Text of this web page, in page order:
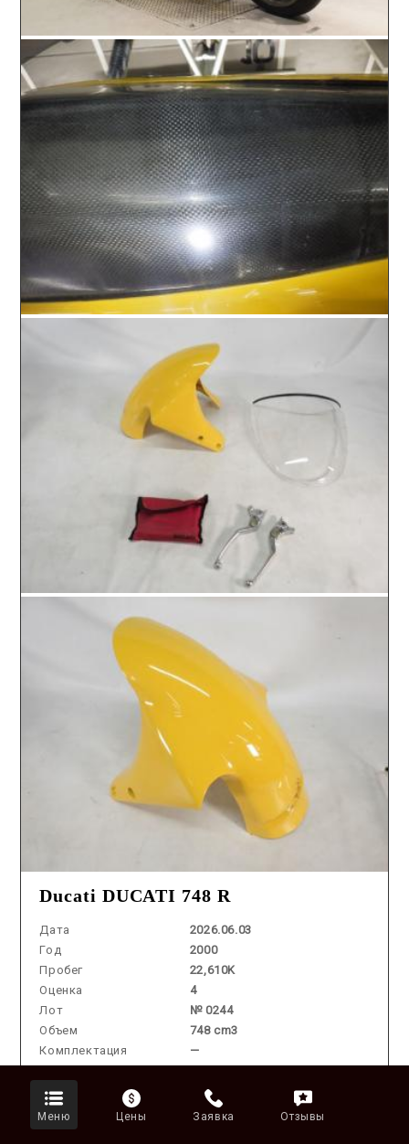
Ducati DUCATI 748 R
Дата
2026.06.03
Год
2000
Пробег
22,610K
Оценка
4
Лот
№ 0244
Объем
748 cm3
Комплектация
—
Аукцион
1 018 187 ₽
Цена во
Владивостоке
Меню Цены Заявка Отзывы